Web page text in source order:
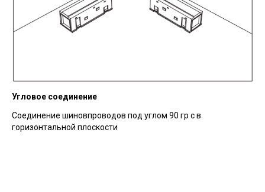
Угловое соединение
Соединение шиновпроводов под углом 90 гр с в
горизонтальной плоскости